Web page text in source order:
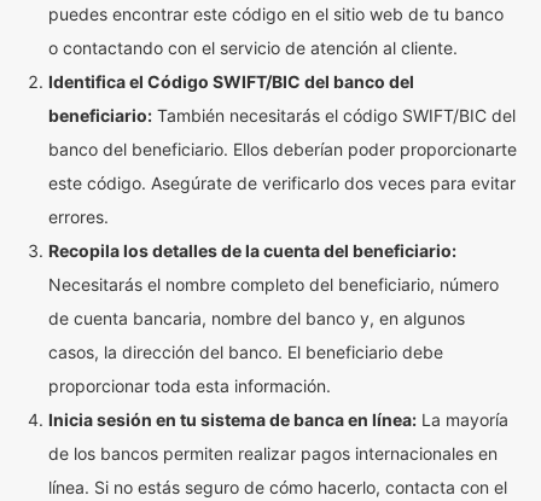
puedes encontrar este código en el sitio web de tu banco
o contactando con el servicio de atención al cliente.
Identifica el Código SWIFT/BIC del banco del
beneficiario: También necesitarás el código SWIFT/BIC del
banco del beneficiario. Ellos deberían poder proporcionarte
este código. Asegúrate de verificarlo dos veces para evitar
errores.
Recopila los detalles de la cuenta del beneficiario:
Necesitarás el nombre completo del beneficiario, número
de cuenta bancaria, nombre del banco y, en algunos
casos, la dirección del banco. El beneficiario debe
proporcionar toda esta información.
Inicia sesión en tu sistema de banca en línea: La mayoría
de los bancos permiten realizar pagos internacionales en
línea. Si no estás seguro de cómo hacerlo, contacta con el